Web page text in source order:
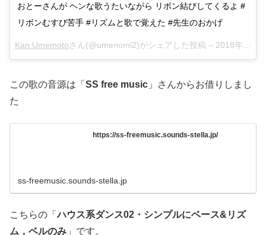
おとーさんが ヘンな歌うたいながら リボン結びしてくるよ #
リボンむすび苦手 #リズムと歌で覚えた #先生のおかげ
Kan Umemotoさん(@umenomi2)がシェアした投稿 – 2018年 5月月21日午前6時16分PDT
この歌の音源は「 SS free music 」さんからお借りしまし
た
https://ss-freemusic.sounds-stella.jp/
ss-freemusic.sounds-stella.jp
こちらの「ハウス系ダンス02・シンプルにベース&リズ
ム，ベルのみ 」です。